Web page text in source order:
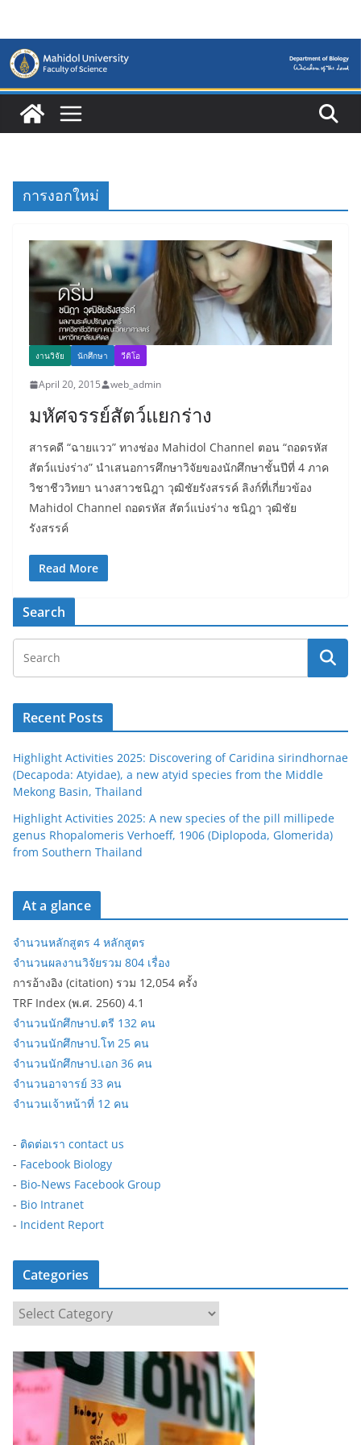
content
การงอกใหม่
งานวิจัย นักศึกษา วีดิโอ
April 20, 2015 web_admin
มหัศจรรย์สัตว์แยกร่าง
สารคดี “ฉายแวว” ทางช่อง Mahidol Channel ตอน “ถอดรหัส
สัตว์แบ่งร่าง” นำเสนอการศึกษาวิจัยของนักศึกษาชั้นปีที่ 4 ภาค
วิชาชีววิทยา นางสาวชนิฎา วุฒิชัยรังสรรค์ ลิงก์ที่เกี่ยวข้อง
Mahidol Channel ถอดรหัส สัตว์แบ่งร่าง ชนิฎา วุฒิชัย
รังสรรค์
Read More
Search
Recent Posts
Highlight Activities 2025: Discovering of Caridina sirindhornae
(Decapoda: Atyidae), a new atyid species from the Middle
Mekong Basin, Thailand
Highlight Activities 2025: A new species of the pill millipede
genus Rhopalomeris Verhoeff, 1906 (Diplopoda, Glomerida)
from Southern Thailand
At a glance
จำนวนหลักสูตร 4 หลักสูตร
จำนวนผลงานวิจัยรวม 804 เรื่อง
การอ้างอิง (citation) รวม 12,054 ครั้ง
TRF Index (พ.ศ. 2560) 4.1
จำนวนนักศึกษาป.ตรี 132 คน
จำนวนนักศึกษาป.โท 25 คน
จำนวนนักศึกษาป.เอก 36 คน
จำนวนอาจารย์ 33 คน
จำนวนเจ้าหน้าที่ 12 คน
- ติดต่อเรา contact us
- Facebook Biology
- Bio-News Facebook Group
- Bio Intranet
- Incident Report
Categories
a
t
e
g